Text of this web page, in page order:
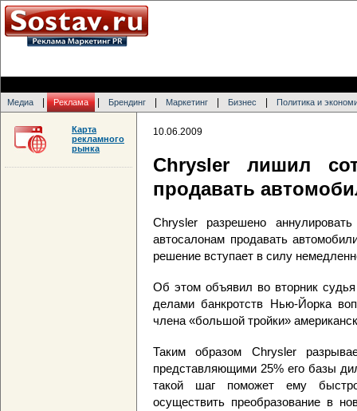
Медиа Реклама Брендинг Маркетинг Бизнес Политика и
10.06.2009
Chrysler лишил
продавать
Chrysler разрешено
автосалонам продавать
решение вступает в силу
Об этом объявил во вторник
делами банкротств Нью-Йорка
члена «большой тройки»
Таким образом Chrysler
представляющими 25% его базы
такой шаг поможет ему
осуществить преобразование в
Карта
рекламного
рынка